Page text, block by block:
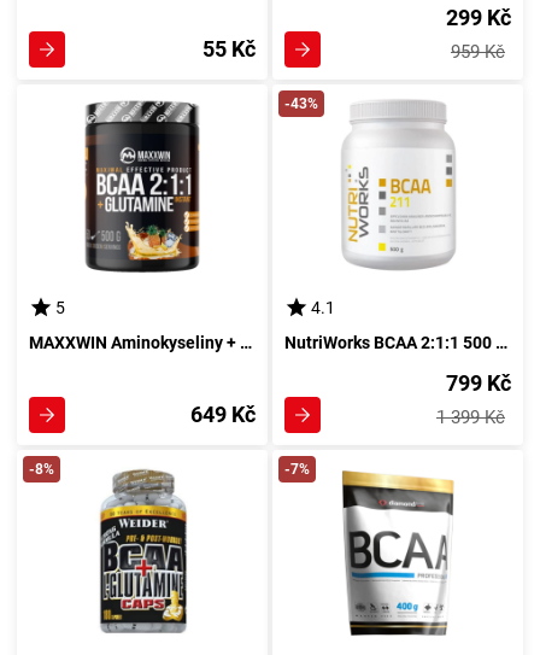
55 Kč
299 Kč
959 Kč
5
MAXXWIN Aminokyseliny + L-glutamin 500 g exotický ananas
649 Kč
-43%
4.1
NutriWorks BCAA 2:1:1 500 g s pomerančovou příchutí
799 Kč
1 399 Kč
-8% -7%